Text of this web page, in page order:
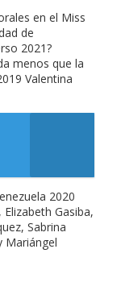
en el Miss
de
2021?
menos que la
Valentina
2020
Gasiba,
Sabrina
Mariángel